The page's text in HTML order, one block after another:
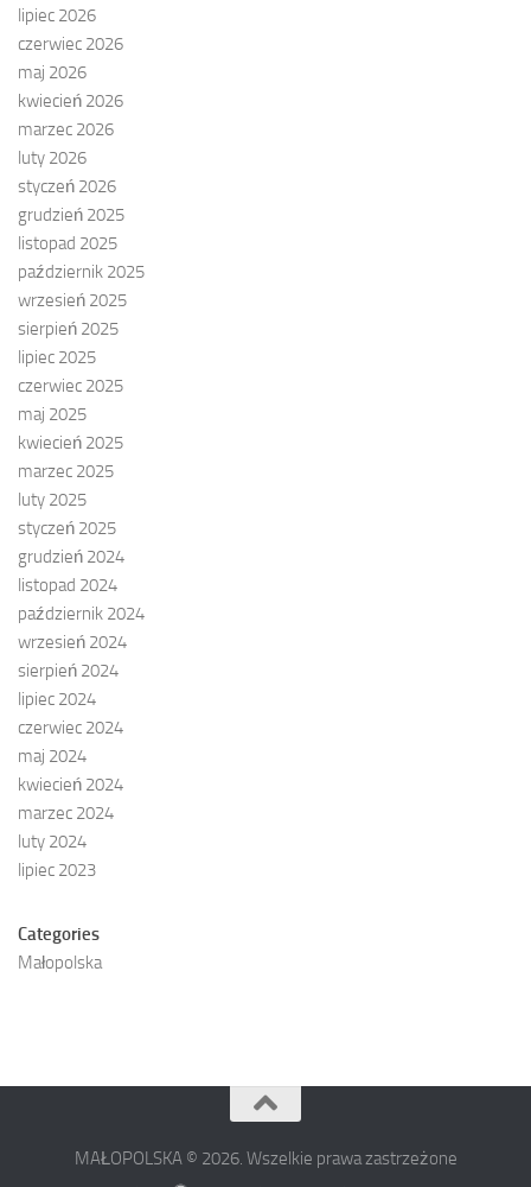
lipiec 2026
czerwiec 2026
maj 2026
kwiecień 2026
marzec 2026
luty 2026
styczeń 2026
grudzień 2025
listopad 2025
październik 2025
wrzesień 2025
sierpień 2025
lipiec 2025
czerwiec 2025
maj 2025
kwiecień 2025
marzec 2025
luty 2025
styczeń 2025
grudzień 2024
listopad 2024
październik 2024
wrzesień 2024
sierpień 2024
lipiec 2024
czerwiec 2024
maj 2024
kwiecień 2024
marzec 2024
luty 2024
lipiec 2023
Categories
Małopolska
MAŁOPOLSKA © 2026. Wszelkie prawa zastrzeżone